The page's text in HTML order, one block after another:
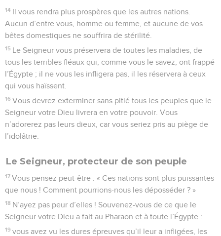
14 Il vous rendra plus prospères que les autres nations.
Aucun d’entre vous, homme ou femme, et aucune de vos
bêtes domestiques ne souffrira de stérilité.
15 Le Seigneur vous préservera de toutes les maladies, de
tous les terribles fléaux qui, comme vous le savez, ont frappé
l’Égypte ; il ne vous les infligera pas, il les réservera à ceux
qui vous haïssent.
16 Vous devrez exterminer sans pitié tous les peuples que le
Seigneur votre Dieu livrera en votre pouvoir. Vous
n’adorerez pas leurs dieux, car vous seriez pris au piège de
l’idolâtrie.
Le Seigneur, protecteur de son peuple
17 Vous pensez peut-être : « Ces nations sont plus puissantes
que nous ! Comment pourrions-nous les déposséder ? »
18 N’ayez pas peur d’elles ! Souvenez-vous de ce que le
Seigneur votre Dieu a fait au Pharaon et à toute l’Égypte :
19 vous avez vu les dures épreuves qu’il leur a infligées, les